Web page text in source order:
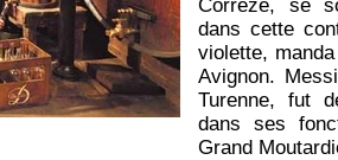
Corrèze, se
dans cette
violette,
Avignon.
Turenne, fut
dans ses
Grand